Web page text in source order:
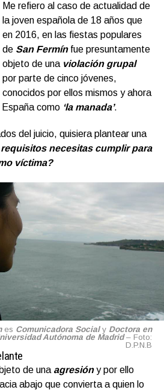
Me refiero al caso de actualidad de
la joven española de 18 años que
en 2016, en las fiestas populares
de San Fermínfue presuntamente
objeto de una violación grupal
por parte de cinco jóvenes,
conocidos por ellos mismos y ahora
como ‘la manada’.
del juicio, quisiera plantear una
necesitas cumplir para
víctima?
es Comunicadora Social y Doctora en
Autónoma de Madrid– Foto:
D.P.N.B
de una agresióny por ello
abajo que convierta a quien lo